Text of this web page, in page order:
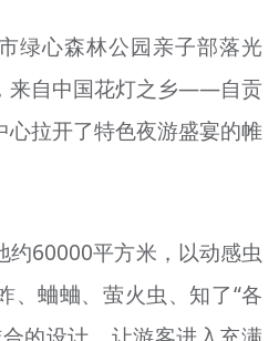
+
绿心森林公园亲子部落光
来自中国花灯之乡——自贡
心拉开了特色夜游盛宴的帷
约60000平方米，以动感虫
、蛐蛐、萤火虫、知了“各